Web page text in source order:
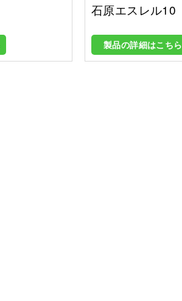
石原エスレル10
製品の詳細はこちら